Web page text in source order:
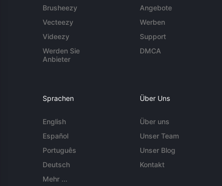
Brusheezy
Vecteezy
Videezy
Werden Sie
Anbieter
Angebote
Werben
Support
DMCA
Sprachen
English
Español
Português
Deutsch
Mehr ...
Über Uns
Über uns
Unser Team
Unser Blog
Kontakt